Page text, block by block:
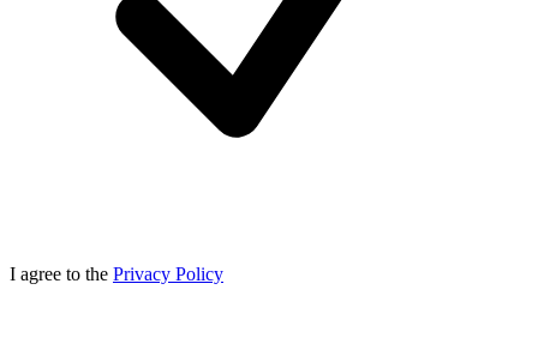
I agree to the Privacy Policy